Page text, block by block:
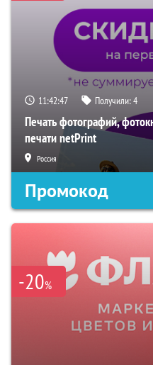
11:42:46 Получили:4
Печать фотографий,
печати netPrint
Россия
Промокод
-20%